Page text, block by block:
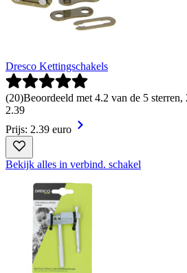
Dresco Kettingschakels
(20)Beoordeeld met 4.2 van de 5
2.39
Prijs: 2.39 euro
Bekijk alles in verbind. schakel